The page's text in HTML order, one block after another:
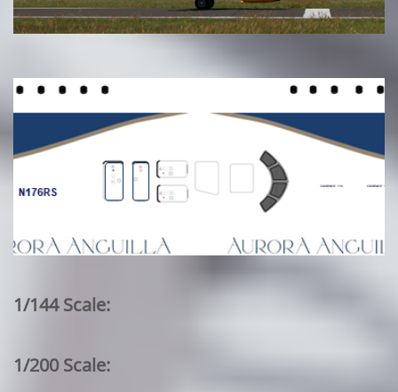
1/144 Scale:
1/200 Scale: